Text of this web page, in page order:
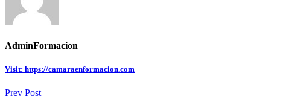
AdminFormacion
Visit: https://camaraenformacion.com
Prev Post